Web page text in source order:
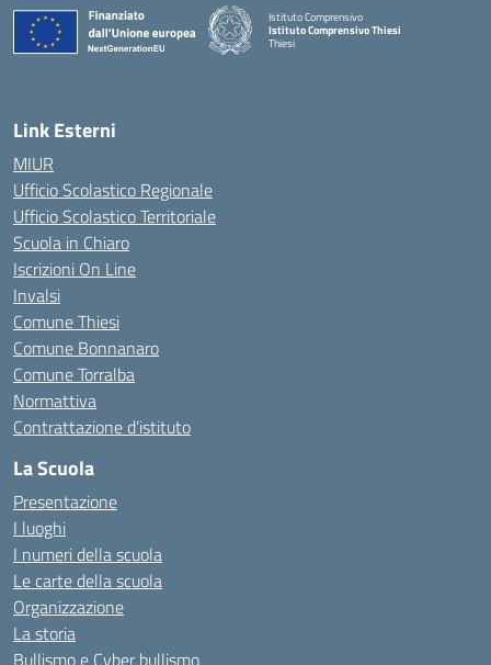
Istituto Comprensivo
Istituto Comprensivo Thiesi
Thiesi
Link Esterni
MIUR
Ufficio Scolastico Regionale
Ufficio Scolastico Territoriale
Scuola in Chiaro
Iscrizioni On Line
Invalsi
Comune Thiesi
Comune Bonnanaro
Comune Torralba
Normattiva
Contrattazione d’istituto
La Scuola
Presentazione
I luoghi
I numeri della scuola
Le carte della scuola
Organizzazione
La storia
Bullismo e Cyber bullismo